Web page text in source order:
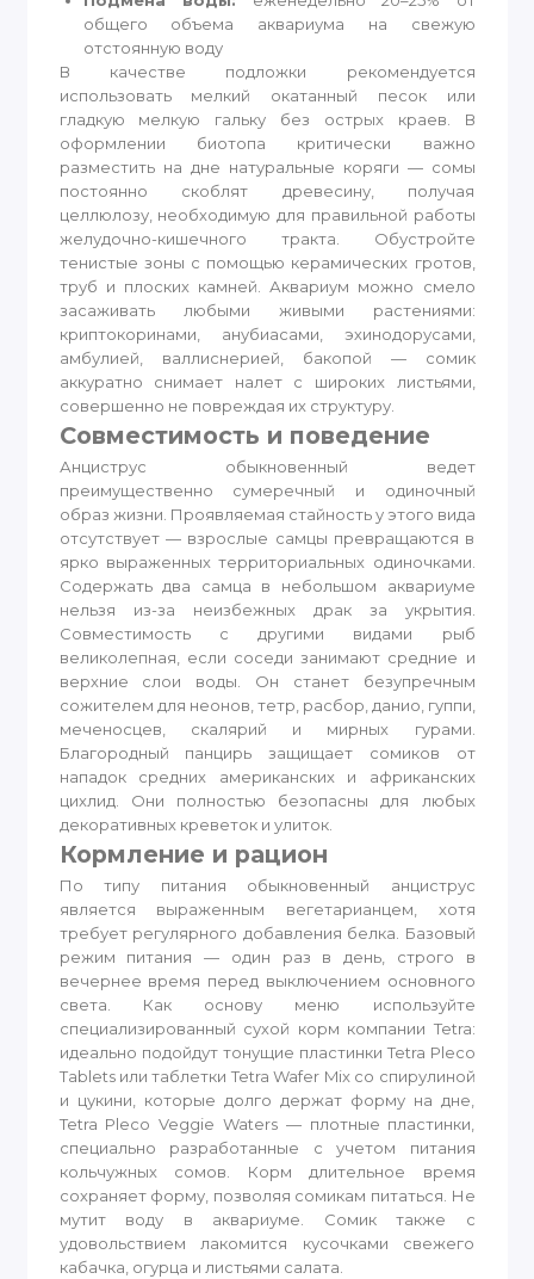
общего объема аквариума на свежую
отстоянную воду
В качестве подложки рекомендуется
использовать мелкий окатанный песок или
гладкую мелкую гальку без острых краев. В
оформлении биотопа критически важно
разместить на дне натуральные коряги — сомы
постоянно скоблят древесину, получая
целлюлозу, необходимую для правильной работы
желудочно-кишечного тракта. Обустройте
тенистые зоны с помощью керамических гротов,
труб и плоских камней. Аквариум можно смело
засаживать любыми живыми растениями:
криптокоринами, анубиасами, эхинодорусами,
амбулией, валлиснерией, бакопой — сомик
аккуратно снимает налет с широких листьями,
совершенно не повреждая их структуру.
Совместимость и поведение
Анциструс обыкновенный ведет
преимущественно сумеречный и одиночный
образ жизни. Проявляемая стайность у этого вида
отсутствует — взрослые самцы превращаются в
ярко выраженных территориальных одиночками.
Содержать два самца в небольшом аквариуме
нельзя из-за неизбежных драк за укрытия.
Совместимость с другими видами рыб
великолепная, если соседи занимают средние и
верхние слои воды. Он станет безупречным
сожителем для неонов, тетр, расбор, данио, гуппи,
меченосцев, скалярий и мирных гурами.
Благородный панцирь защищает сомиков от
нападок средних американских и африканских
цихлид. Они полностью безопасны для любых
декоративных креветок и улиток.
Кормление и рацион
По типу питания обыкновенный анциструс
является выраженным вегетарианцем, хотя
требует регулярного добавления белка. Базовый
режим питания — один раз в день, строго в
вечернее время перед выключением основного
света. Как основу меню используйте
специализированный сухой корм компании Tetra:
идеально подойдут тонущие пластинки Tetra Pleco
Tablets или таблетки Tetra Wafer Mix со спирулиной
и цукини, которые долго держат форму на дне,
Tetra Pleco Veggie Waters — плотные пластинки,
специально разработанные с учетом питания
кольчужных сомов. Корм длительное время
сохраняет форму, позволяя сомикам питаться. Не
мутит воду в аквариуме. Сомик также с
удовольствием лакомится кусочками свежего
кабачка, огурца и листьями салата.